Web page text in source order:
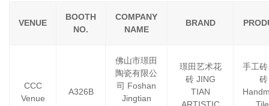
VENUE
BOOTH
NO.
COMPANY
NAME
BRAND
CCC
Venue
A326B
佛山市璟田
陶瓷有限公
司 Foshan
Jingtian
璟田艺术花
砖 JING
TIAN
手工
砖